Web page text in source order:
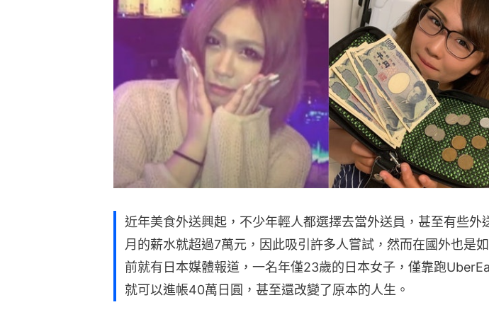
近年美食外送興起，不少年輕人都選擇去當外送員，甚至有些外
月的薪水就超過7萬元，因此吸引許多人嘗試，然而在國外也是
前就有日本媒體報道，一名年僅23歲的日本女子，僅靠跑
就可以進帳40萬日圓，甚至還改變了原本的人生。